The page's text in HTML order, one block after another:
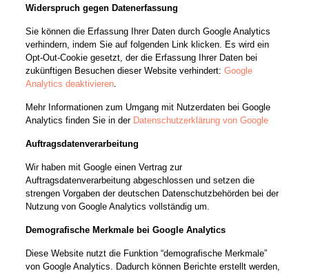
Widerspruch gegen Datenerfassung
Sie können die Erfassung Ihrer Daten durch Google Analytics
verhindern, indem Sie auf folgenden Link klicken. Es wird ein
Opt-Out-Cookie gesetzt, der die Erfassung Ihrer Daten bei
zukünftigen Besuchen dieser Website verhindert: Google
Analytics deaktivieren.
Mehr Informationen zum Umgang mit Nutzerdaten bei Google
Analytics finden Sie in der Datenschutzerklärung von Google
Auftragsdatenverarbeitung
Wir haben mit Google einen Vertrag zur
Auftragsdatenverarbeitung abgeschlossen und setzen die
strengen Vorgaben der deutschen Datenschutzbehörden bei der
Nutzung von Google Analytics vollständig um.
Demografische Merkmale bei Google Analytics
Diese Website nutzt die Funktion “demografische Merkmale”
von Google Analytics. Dadurch können Berichte erstellt werden,